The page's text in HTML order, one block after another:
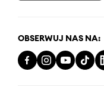
OBSERWUJ NAS NA: